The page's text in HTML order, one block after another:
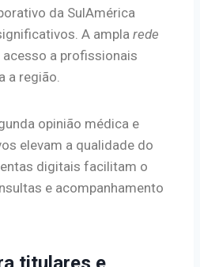
da SulAmérica
A ampla rede
acesso a profissionais
a região.
opinião médica e
elevam a qualidade do
digitais facilitam o
e acompanhamento